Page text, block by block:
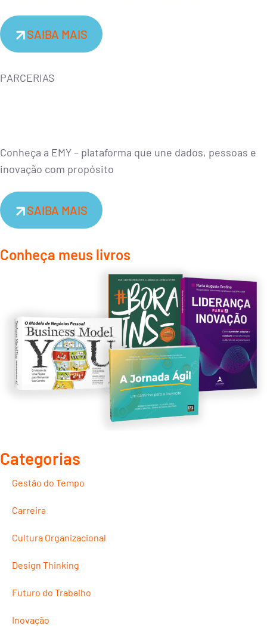
SAIBA MAIS
PARCERIAS
Conheça a EMY – plataforma que une dados, pessoas e
inovação com propósito
SAIBA MAIS
Conheça meus livros
Categorias
Gestão do Tempo
Carreira
Cultura Organizacional
Design Thinking
Futuro do Trabalho
Inovação